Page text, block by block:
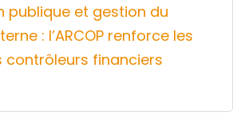
publique et gestion du
: l’ARCOP renforce les
contrôleurs financiers